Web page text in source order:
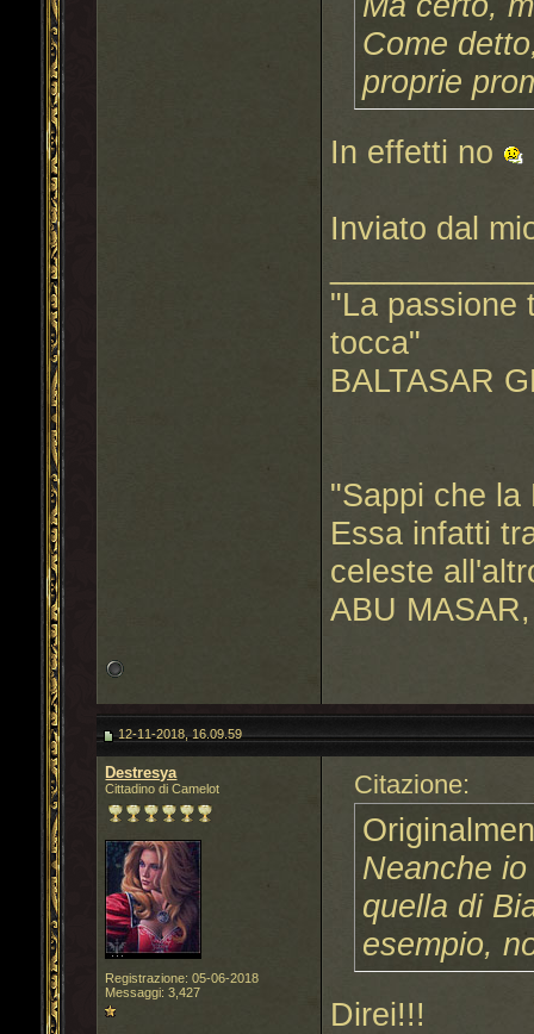
Come
proprie
In effetti no
Inviato dal
"La passione
tocca"
BALTASAR
"Sappi che la
Essa infatti
celeste
ABU
12-11-2018, 16.09.59
Destresya
Cittadino di Camelot
Registrazione: 05-06-2018
Messaggi: 3,427
Citazione:
Neanche
quella di
esempio,
Direi!!!